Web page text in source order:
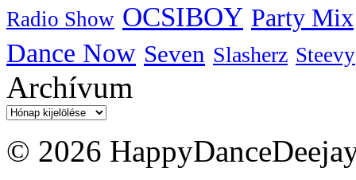
Radio Show OCSIBOY Party Mix
Dance Now Seven Slasherz Steevy
Archívum
Archívum
© 2026